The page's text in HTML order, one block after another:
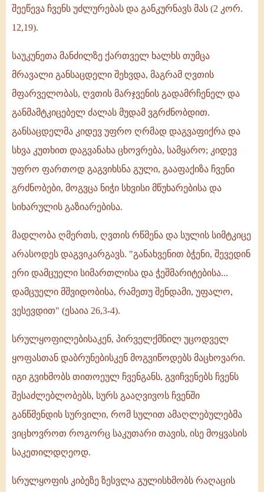
შეეწევა ჩვენს უძლურებას და განკურნავს მას (2 კორ.
12,19).
საუკუნეთა მანძილზე ქართველ ხალხს თუმცა
მრავალი განსაცდელი შეხვდა, მაგრამ ღვთის
მფარველობას, ღვთის მარჯვენის გადამრჩენელ და
განმამტკიცებელ ძალას მუდამ ვგრძნობდით.
განსაცდელმა კიდევ უფრო ღრმად დაგვაფიქრა და
სხვა კუთხით დაგვანახა ცხოვრება, სამყარო; კიდევ
უფრო ფართოდ გაგვიხსნა გული, გააფაქიზა ჩვენი
გრძნობები, მოგვცა ნიჭი სხვისი მწუხარებისა და
სიხარულის გაზიარებისა.
მადლობა ღმერთს, ღვთის რწმენა და სულის სიმტკიცე
არასოდეს დაგვიკარგავს. "განახვენით ბჭენი, შევედინ
ერი დამცუელი სიმართლისა და ჭეშმარიტებისა...
დამცუელი მშვიდობისა, რამეთუ შენდამი, უფალო,
ვესევდით" (ესაია 26,3-4).
სრულყოფილებისაკენ, პირველქმნილ უცოდველ
ყოფასთან დაბრუნებისკენ მოგვიწოდებს მაცხოვარი.
იგი გვიხმობს თითოეულ ჩვენგანს, გვიჩვენებს ჩვენს
შესაძლებლობებს, სურს გააღვივოს ჩვენში
განწმენდის სურვილი, რომ სულით ამაღლებულებმა
ვიცხოვროთ როგორც საკუთარი თავის, ისე მოყვასის
საკეთილდღეოდ.
სრულყოფის კიბეზე ზესვლა გულისხმობს რაღაცის